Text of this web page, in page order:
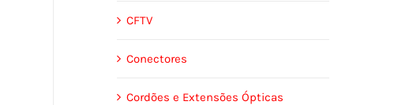
CFTV
Conectores
Cordões e Extensões Ópticas